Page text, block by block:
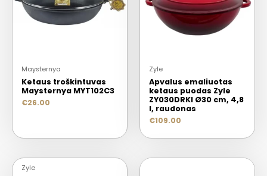
Maysternya
Ketaus troškintuvas
Maysternya MYT102C3
€26.00
Zyle
Apvalus emaliuotas
ketaus puodas Zyle
ZY030DRKI Ø30 cm, 4,8
l, raudonas
€109.00
Zyle